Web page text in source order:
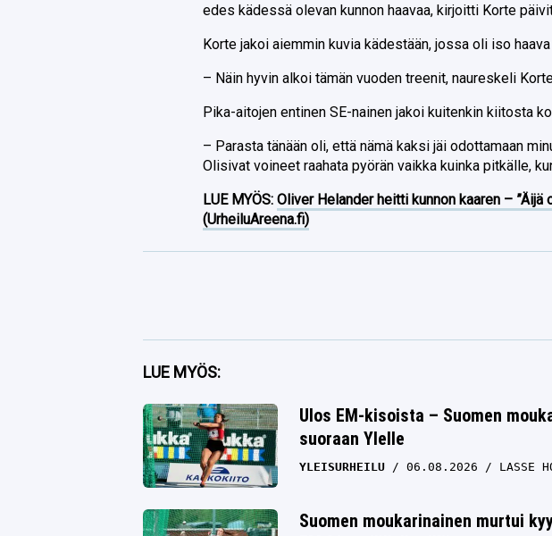
edes kädessä olevan kunnon haavaa, kirjoitti Korte
Korte jakoi aiemmin kuvia kädestään, jossa oli iso
– Näin hyvin alkoi tämän vuoden treenit, naureskeli
Pika-aitojen entinen SE-nainen jakoi kuitenkin kiitosta
– Parasta tänään oli, että nämä kaksi jäi odottamaan
Olisivat voineet raahata pyörän vaikka kuinka pitkälle,
LUE MYÖS:Oliver Helander heitti kunnon kaaren – ”Äijä
(UrheiluAreena.fi)
Facebook
Twitter
Whatsapp
LUE MYÖS:
Ulos EM-kisoista – Suomen
suoraan Ylelle
YLEISURHEILU 06.08.2026 LASSE
Suomen moukarinainen murtui